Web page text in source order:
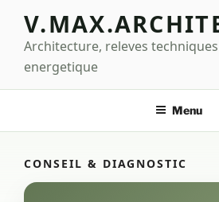
contenu
principal
Architecture, releves
energetique
Menu
CONSEIL & DIAGNOSTIC